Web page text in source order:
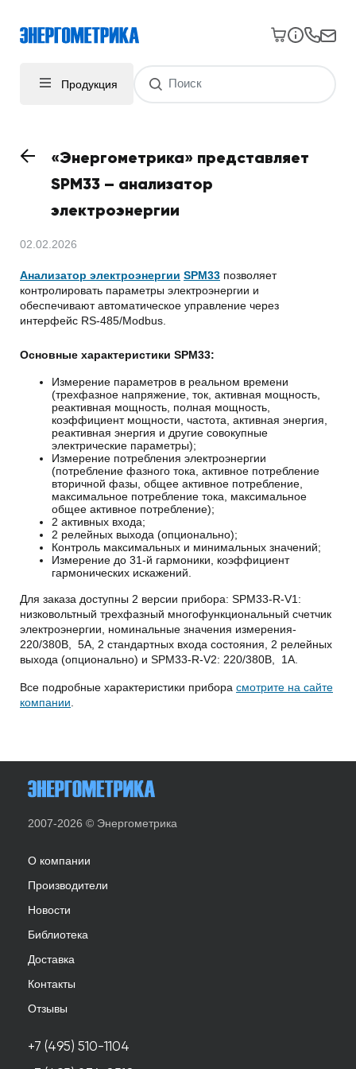
Продукция
«Энергометрика» представляет
SPM33 – анализатор
электроэнергии
02.02.2026
Анализатор электроэнергии SPM33 позволяет
контролировать параметры электроэнергии и
обеспечивают автоматическое управление через
интерфейс RS-485/Modbus.
Основные характеристики SPM33:
Измерение параметров в реальном времени
(трехфазное напряжение, ток, активная мощность,
реактивная мощность, полная мощность,
коэффициент мощности, частота, активная энергия,
реактивная энергия и другие совокупные
электрические параметры);
Измерение потребления электроэнергии
(потребление фазного тока, активное потребление
вторичной фазы, общее активное потребление,
максимальное потребление тока, максимальное
общее активное потребление);
2 активных входа;
2 релейных выхода (опционально);
Контроль максимальных и минимальных значений;
Измерение до 31-й гармоники, коэффициент
гармонических искажений.
Для заказа доступны 2 версии прибора: SPM33-R-V1:
низковольтный трехфазный многофункциональный счетчик
электроэнергии, номинальные значения измерения-
220/380В, 5А, 2 стандартных входа состояния, 2 релейных
выхода (опционально) и SPM33-R-V2: 220/380В, 1А.
Все подробные характеристики прибора смотрите на сайте
компании
2007-2026 © Энергометрика
О компании
Производители
Новости
Библиотека
Доставка
Контакты
Отзывы
+7 (495) 510-1104